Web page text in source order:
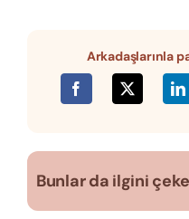
Arkadaşlarınla
Bunlar da ilgini